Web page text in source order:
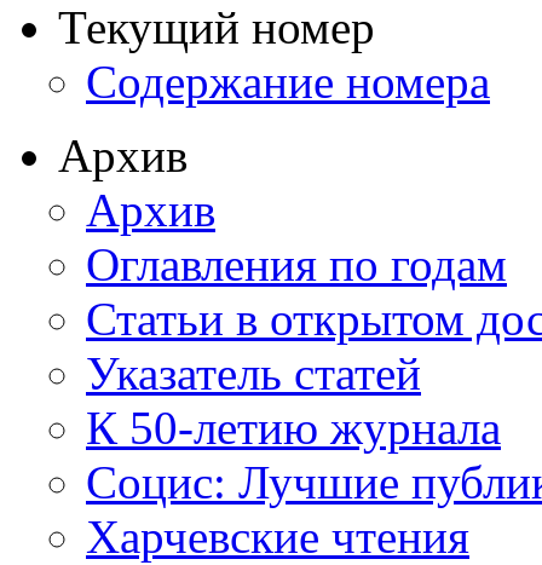
Текущий номер
Содержание номера
Архив
Архив
Оглавления по годам
Статьи в открытом
Указатель статей
К 50-летию журнала
Социс: Лучшие
Харчевские чтения